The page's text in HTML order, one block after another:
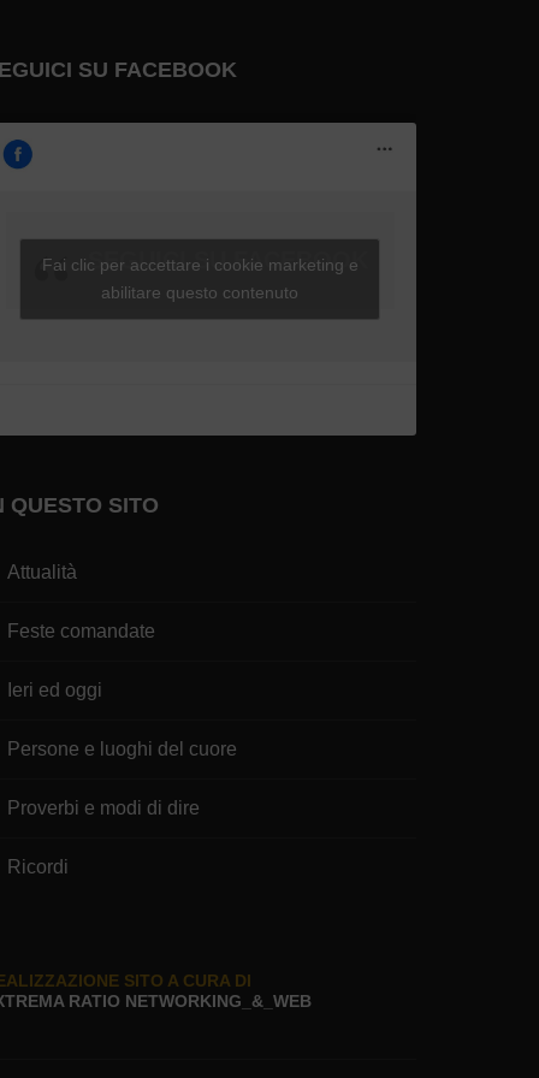
SU FACEBOOK
SEGUICI SU FACEBOOK
Fai clic per accettare i cookie marketing e
abilitare questo contenuto
QUESTO SITO
Attualità
Feste comandate
Ieri ed oggi
Persone e luoghi del cuore
Proverbi e modi di dire
Ricordi
SITO A CURA DI
RATIO NETWORKING_&_WEB